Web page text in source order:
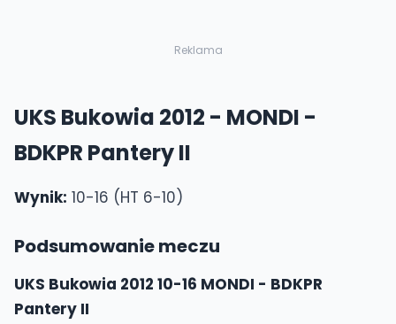
Reklama
UKS Bukowia 2012 - MONDI -
BDKPR Pantery II
Wynik: 10-16 (HT 6-10)
Podsumowanie meczu
UKS Bukowia 2012 10-16 MONDI - BDKPR
Pantery II